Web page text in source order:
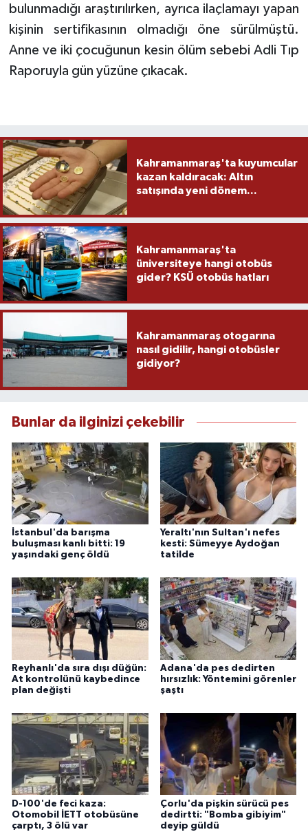
bulunmadığı araştırılırken, ayrıca ilaçlamayı yapan
kişinin sertifikasının olmadığı öne sürülmüştü.
Anne ve iki çocuğunun kesin ölüm sebebi Adli Tıp
Raporuyla gün yüzüne çıkacak.
Kahramanmaraş'ta kuyumcular
kazan kaldıracak: Altın
satışında yeni dönem...
Kahramanmaraş'ta
üniversiteye hangi otobüs
gider? KSÜ otobüs hatları
Kahramanmaraş otogarına
nasıl gidilir, hangi otobüsler
gidiyor?
Bunlar da ilginizi çekebilir
İstanbul'da barışma
buluşması kanlı bitti: 19
yaşındaki genç öldü
Yeraltı'nın Sultan'ı nefes
kesti: Sümeyye Aydoğan
tatilde
Reyhanlı'da sıra dışı düğün:
At kontrolünü kaybedince
plan değişti
Adana'da pes dedirten
hırsızlık: Yöntemini görenler
şaştı
D-100'de feci kaza:
Otomobil İETT otobüsüne
çarptı, 3 ölü var
Çorlu'da pişkin sürücü pes
dedirtti: "Bomba gibiyim"
deyip güldü